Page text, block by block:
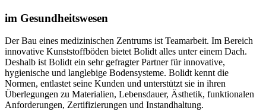
im Gesundheitswesen
Der Bau eines medizinischen Zentrums ist Teamarbeit. Im Bereich
innovative Kunststoffböden bietet Bolidt alles unter einem Dach.
Deshalb ist Bolidt ein sehr gefragter Partner für innovative,
hygienische und langlebige Bodensysteme. Bolidt kennt die
Normen, entlastet seine Kunden und unterstützt sie in ihren
Überlegungen zu Materialien, Lebensdauer, Ästhetik, funktionalen
Anforderungen, Zertifizierungen und Instandhaltung.